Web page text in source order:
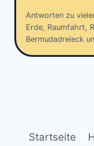
Antworten zu
Erde, Raumfahrt,
Bermudadreieck
Startseite